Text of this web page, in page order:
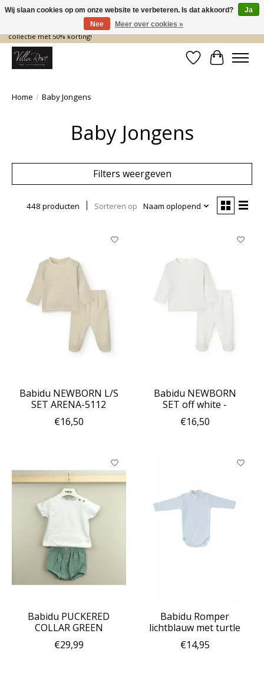
De nieuwe collectie komt eraan… en wij maken ruimte! Shop nu de zomer
collectie met 50% korting!
Verlanglijst
Home / Baby Jongens
Baby Jongens
Filters weergeven
448 producten Sorteren op Naam oplopend
Babidu NEWBORN L/S
SET ARENA-5112
€16,50
Babidu NEWBORN
SET off white -
€16,50
Babidu PUCKERED
COLLAR GREEN
€29,99
Babidu Romper
lichtblauw met turtle
€14,95
Wij slaan cookies op om onze website te verbeteren. Is dat akkoord?
Ja
Nee
Meer over cookies »